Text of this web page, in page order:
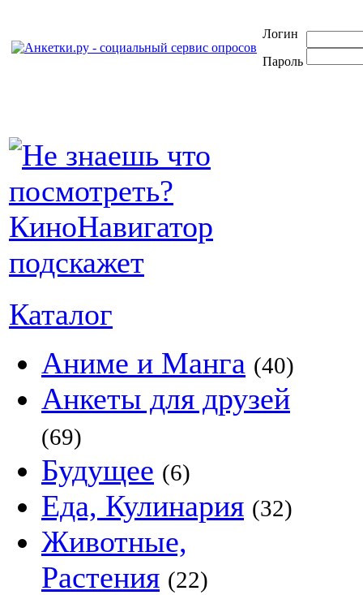
Логин
Пароль
Каталог
Аниме и Манга (40)
Анкеты для друзей
(69)
Будущее (6)
Еда, Кулинария (32)
Животные,
Растения (22)